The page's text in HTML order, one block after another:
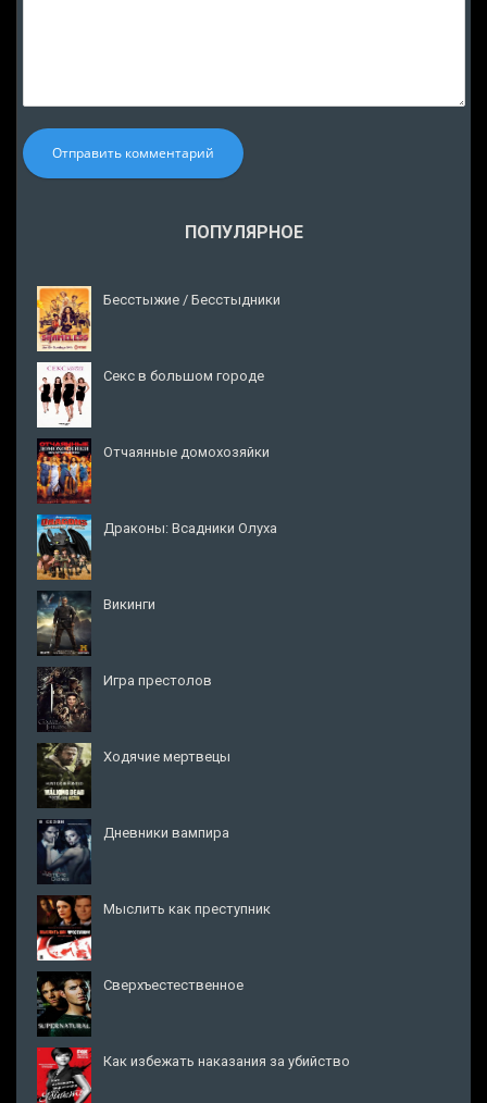
Отправить комментарий
ПОПУЛЯРНОЕ
Бесстыжие / Бесстыдники
Секс в большом городе
Отчаянные домохозяйки
Драконы: Всадники Олуха
Викинги
Игра престолов
Ходячие мертвецы
Дневники вампира
Мыслить как преступник
Сверхъестественное
Как избежать наказания за убийство